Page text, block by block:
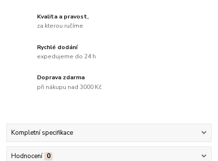
Kvalita a pravost,
za kterou ručíme
Rychlé dodání
expedujeme do 24 h
Doprava zdarma
při nákupu nad 3000 Kč
Kompletní specifikace
Hodnocení 0